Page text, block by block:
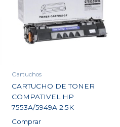
Cartuchos
CARTUCHO DE TONER
COMPATIVEL HP
7553A/5949A 2.5K
Comprar